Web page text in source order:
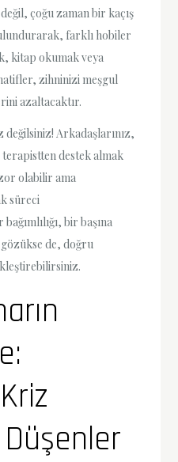
çoğu zaman bir kaçış
farklı hobiler
kitap okumak veya
zihninizi meşgul
azaltacaktır.
değilsiniz! Arkadaşlarınız,
destek almak
olabilir ama
süreci
bir başına
gözükse de, doğru